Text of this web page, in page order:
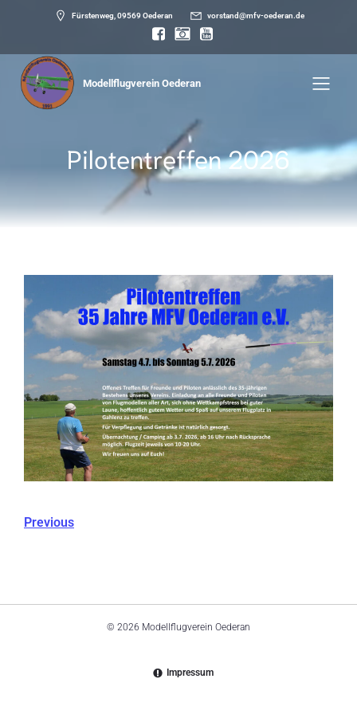
Fürstenweg, 09569 Oederan vorstand@mfv-oederan.de
Modellflugverein Oederan
Pilotentreffen 2026
Previous
© 2026 Modellflugverein Oederan
Impressum